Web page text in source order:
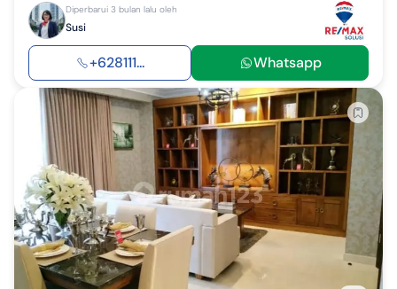
Diperbarui 3 bulan lalu oleh
Susi
+628111... Whatsapp